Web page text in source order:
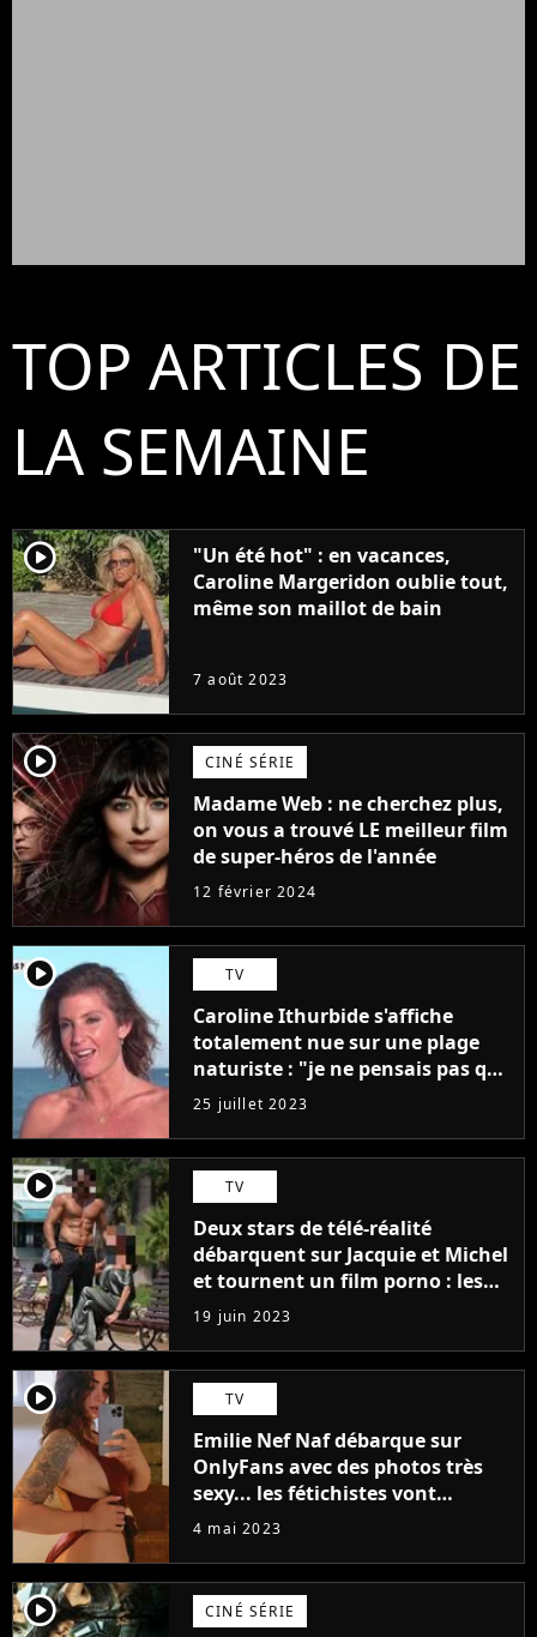
TOP ARTICLES DE
LA SEMAINE
player2
"Un été hot" : en vacances,
Caroline Margeridon oublie tout,
même son maillot de bain
7 août 2023
player2 CINÉ SÉRIE
Madame Web : ne cherchez plus,
on vous a trouvé LE meilleur film
de super-héros de l'année
12 février 2024
player2 TV
Caroline Ithurbide s'affiche
totalement nue sur une plage
naturiste : "je ne pensais pas que
j'arriverais à le faire..."
25 juillet 2023
player2 TV
Deux stars de télé-réalité
débarquent sur Jacquie et Michel
et tournent un film porno : les
premières images du tournage
(exclu)
19 juin 2023
player2 TV
Emilie Nef Naf débarque sur
OnlyFans avec des photos très
sexy... les fétichistes vont
prendre leur pied !
4 mai 2023
player2 CINÉ SÉRIE